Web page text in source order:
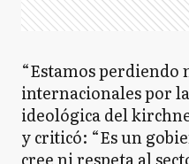
“Estamos perdiendo
internacionales por
ideológica del
y criticó: “Es un
cree ni respeta al